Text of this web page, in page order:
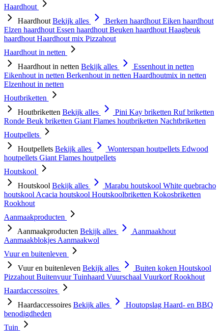
Haardhout
Haardhout Bekijk alles Berken haardhout Eiken haardhout
Elzen haardhout Essen haardhout Beuken haardhout Haagbeuk
haardhout Haardhout mix Pizzahout
Haardhout in netten
Haardhout in netten Bekijk alles
Essenhout in netten
Eikenhout in netten Berkenhout in netten Haardhoutmix in netten
Elzenhout in netten
Houtbriketten
Houtbriketten Bekijk alles Pini Kay briketten Ruf briketten
Ronde Beuk briketten Giant Flames houtbriketten Nachtbriketten
Houtpellets
Houtpellets Bekijk alles Wonterspan houtpellets Edwood
houtpellets Giant Flames houtpellets
Houtskool
Houtskool Bekijk alles Marabu houtskool White quebracho
houtskool Acacia houtskool Houtskoolbriketten Kokosbriketten
Rookhout
Aanmaakproducten
Aanmaakproducten Bekijk alles
Aanmaakhout
Aanmaakblokjes Aanmaakwol
Vuur en buitenleven
Vuur en buitenleven Bekijk alles Buiten koken Houtskool
Pizzahout BuitenvuurTuinhaard Vuurschaal VuurkorfRookhout
Haardaccessoires
Haardaccessoires Bekijk alles Houtopslag Haard- en BBQ
benodigdheden
Tuin